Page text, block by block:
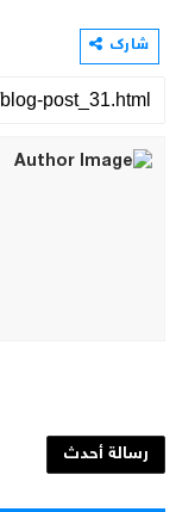
شارك
رسالة أحدث